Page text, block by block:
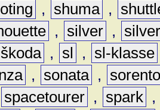
, shuma ,
, silver ,
škoda , sl , sl-klasse
, sonata ,
spacetourer , spark ,